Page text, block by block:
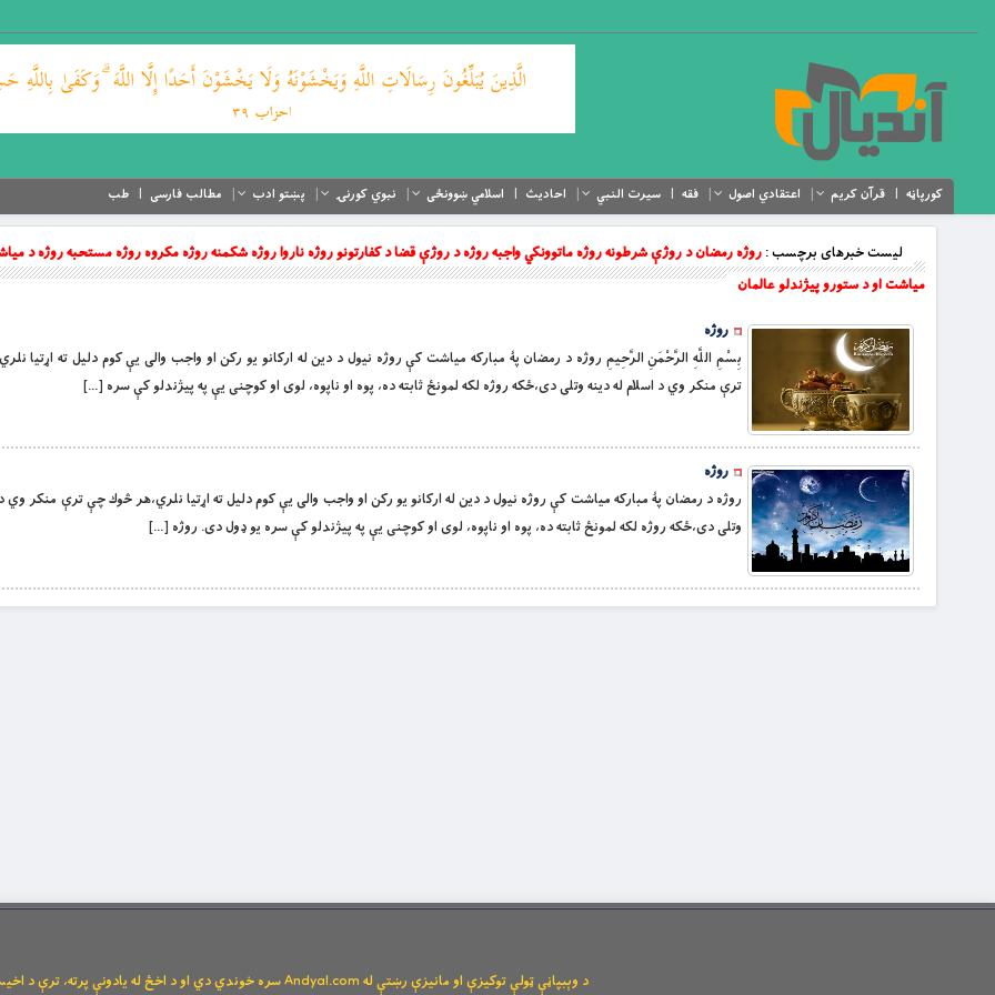
کورپاڼه قرآن کریم اعتقادي اصول فقه سیرت النبي احادیث اسلامي ښوونځی نبوي کورنۍ پښتو ادب مطالب فارسی طب
لیست خبرهای برچسب :روژه رمضان د روژې شرطونه روژه ماتوونكي واجبه روژه د روژې قضا د كفارتونو روژه ناروا روژه شكمنه روژه مكروه روژه مستحبه روژه د
مياشت او د ستورو پيژندلو عالمان
روژه
بِسْمِ اللَّهِ الرَّحْمَنِ الرَّحِيمِ روژه د رمضان پۀ مباركه مياشت كې روژه نيول د دين له اركانو يو ركن او واجب والى يې كوم دليل ته اړتيا
ترې منكر وي د اسلام له دينه وتلى دى،ځكه روژه لكه لمونځ ثابته ده، پوه او ناپوه، لوى او كوچنى يې په پيژندلو كې سره […]
روژه
روژه د رمضان پۀ مباركه مياشت كې روژه نيول د دين له اركانو يو ركن او واجب والى يې كوم دليل ته اړتيا نلري،هر څوك چې ترې منكر وي د
وتلى دى،ځكه روژه لكه لمونځ ثابته ده، پوه او ناپوه، لوى او كوچنى يې په پيژندلو كې سره يو ډول دى. روژه […]
د وېبپاڼې ټولې توکیزې او مانیزې رښتې له Andyal.com سره خوندي دي او د اخځ له یادونې پرته، ترې د اخیستنې اجازه نشته